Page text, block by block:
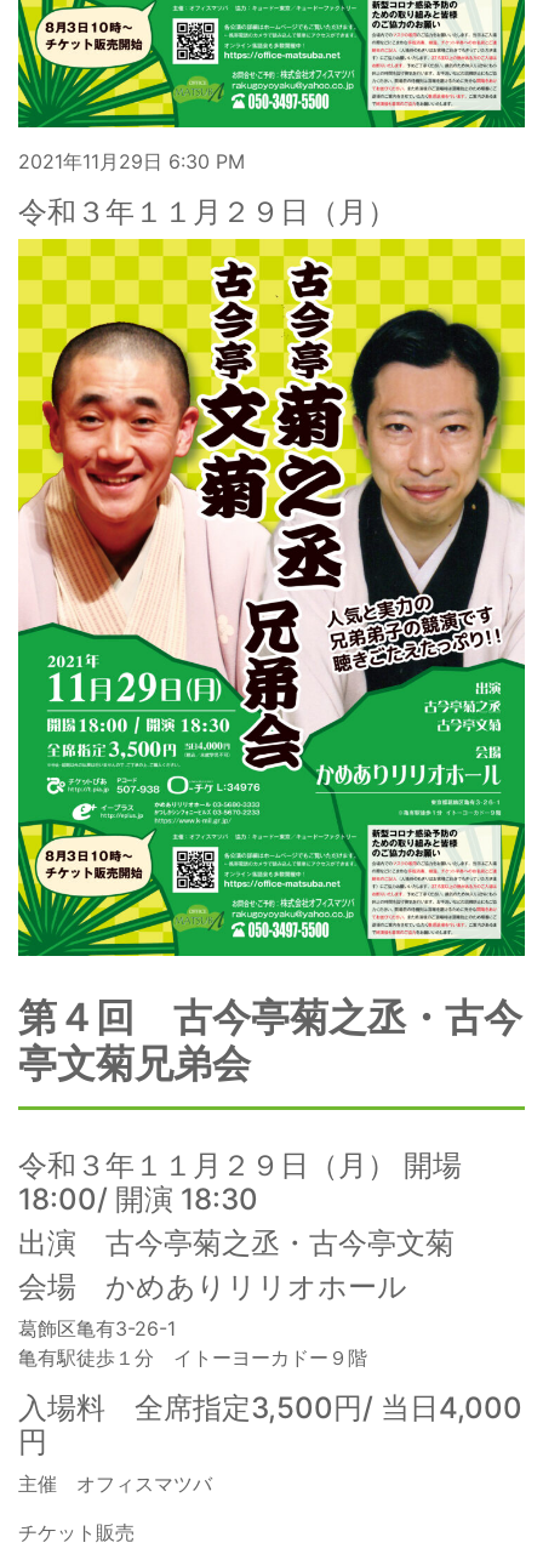
2021年11月29日 6:30 PM
令和３年１１月２９日（月）
第４回 古今亭菊之丞・古今
亭文菊兄弟会
令和３年１１月２９日（月） 開場
18:00/ 開演 18:30
出演 古今亭菊之丞・古今亭文菊
会場 かめありリリオホール
葛飾区亀有3-26-1
亀有駅徒歩１分 イトーヨーカドー９階
入場料 全席指定3,500円/ 当日4,000
円
主催 オフィスマツバ
チケット販売